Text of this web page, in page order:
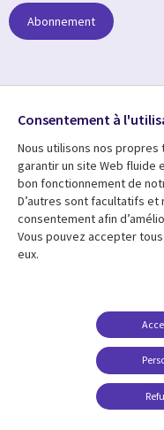
Ressources
Articles
Études de cas
Baladodiffusions
Abonnement
Suivez-nous
Social
Media
Global
FR
Consentement à
Nous utilisons nos
garantir un site Web fluide
bon fonctionnement de
D’autres sont facultatifs et
consentement afin
Vous pouvez accepter
eux.